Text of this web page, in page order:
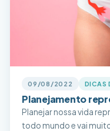
09/08/2022 DICAS
Planejamento
Planejar nossa vida
todo mundo e vai